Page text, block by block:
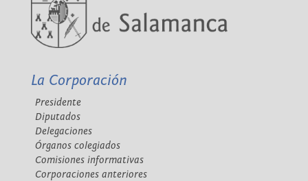
La Corporación
Presidente
Diputados
Delegaciones
Órganos colegiados
Comisiones informativas
Corporaciones anteriores